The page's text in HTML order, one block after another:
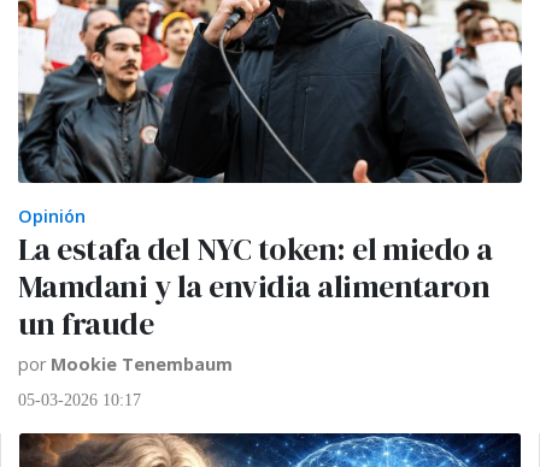
Opinión
La estafa del NYC token: el miedo a
Mamdani y la envidia alimentaron
un fraude
por Mookie Tenembaum
05-03-2026 10:17